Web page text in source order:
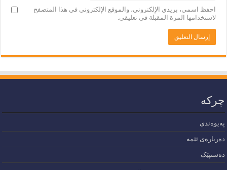
احفظ اسمي، بريدي الإلكتروني، والموقع الإلكتروني في هذا المتصفح
لاستخدامها المرة المقبلة في تعليقي.
چرکە
پەیوەندی
دەربارەی ئێمە
دەستپێک